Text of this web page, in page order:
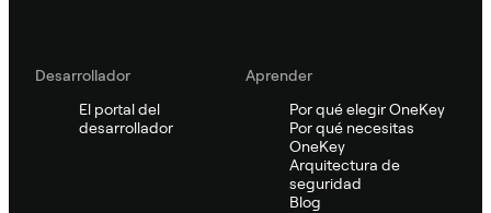
Desarrollador
El portal del
desarrollador
Aprender
Por qué elegir OneKey
Por qué necesitas
OneKey
Arquitectura de
seguridad
Blog